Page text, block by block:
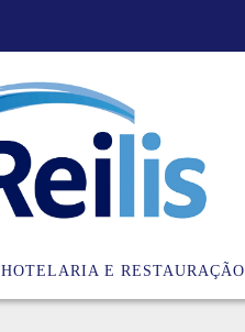
HOTELARIA E RESTAURAÇÃO